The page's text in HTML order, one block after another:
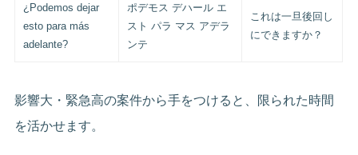
¿Podemos dejar
esto para más
adelante?
ポデモス デハール エ
スト パラ マス アデラ
ンテ
これは一旦後回し
にできますか？
影響大・緊急高の案件から手をつけると、限られた時間
を活かせます。